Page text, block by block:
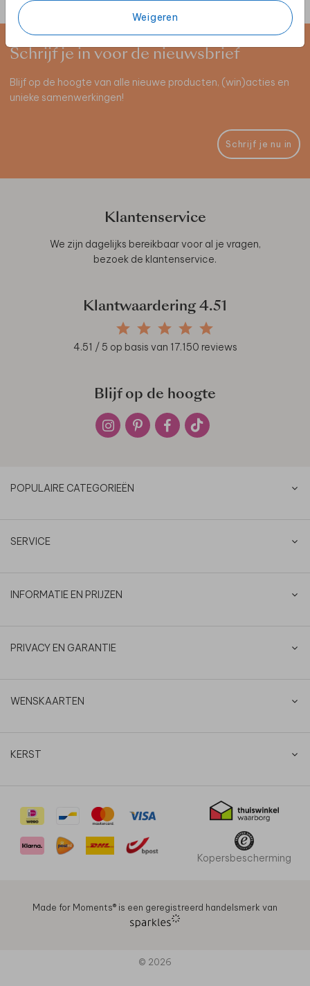
Weigeren
Schrijf je in voor de nieuwsbrief
Blijf op de hoogte van alle nieuwe producten, (win)acties en
unieke samenwerkingen!
Schrijf je nu in
Klantenservice
We zijn dagelijks bereikbaar voor al je vragen,
bezoek de klantenservice.
Klantwaardering 4.51
4.51 / 5 op basis van 17.150 reviews
Blijf op de hoogte
POPULAIRE CATEGORIEËN
SERVICE
INFORMATIE EN PRIJZEN
PRIVACY EN GARANTIE
WENSKAARTEN
KERST
Kopersbescherming
Made for Moments®️ is een geregistreerd handelsmerk van
© 2026